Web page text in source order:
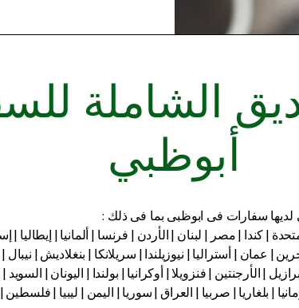
الشاملة
أبوظبي
سفارات فى ابوظبى بما فى ذلك :
| كندا | مصر | لبنان | الأردن | فرنسا | ألمانيا | إيطاليا |
| عمان | أستراليا | نيوزيلندا | سريلانكا | بنغلاديش |
| الأرجنتين | فنزويلا | أوكرانيا | بولندا | اليونان |
| بلغاريا | صربيا | العراق | سوريا | اليمن | ليبيا | فلسطين |